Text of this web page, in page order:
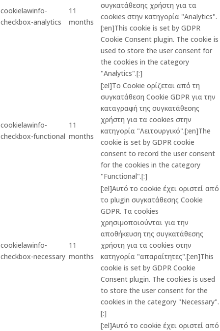
cookielawinfo-
checkbox-analytics
11
months
συγκατάθεσης χρήστη για τα
cookies στην κατηγορία "Analytics".
[:en]This cookie is set by GDPR
Cookie Consent plugin. The cookie is
used to store the user consent for
the cookies in the category
"Analytics".[:]
cookielawinfo-
checkbox-functional
11
months
[:el]Το Cookie ορίζεται από τη
συγκατάθεση Cookie GDPR για την
καταγραφή της συγκατάθεσης
χρήστη για τα cookies στην
κατηγορία "Λειτουργικό".[:en]The
cookie is set by GDPR cookie
consent to record the user consent
for the cookies in the category
"Functional".[:]
cookielawinfo-
checkbox-necessary
11
months
[:el]Αυτό το cookie έχει οριστεί από
το plugin συγκατάθεσης Cookie
GDPR. Τα cookies
χρησιμοποιούνται για την
αποθήκευση της συγκατάθεσης
χρήστη για τα cookies στην
κατηγορία "απαραίτητες".[:en]This
cookie is set by GDPR Cookie
Consent plugin. The cookies is used
to store the user consent for the
cookies in the category "Necessary".
[:]
[:el]Αυτό το cookie έχει οριστεί από